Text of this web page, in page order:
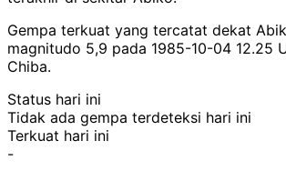
Gempa terkuat yang tercatat dekat
magnitudo 5,9 pada 1985-10-04 12.25
Chiba.
Status hari ini
Tidak ada gempa terdeteksi hari ini
Terkuat hari ini
-